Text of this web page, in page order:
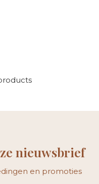
nieuwsbrief
en promoties